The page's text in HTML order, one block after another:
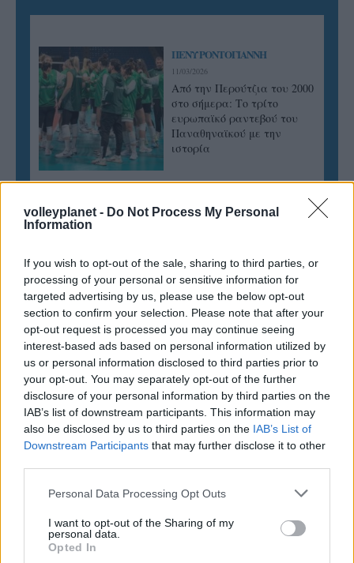
volleyplanet - Do Not Process My Personal
Information
If you wish to opt-out of the sale, sharing to third parties, or
processing of your personal or sensitive information for
targeted advertising by us, please use the below opt-out
section to confirm your selection. Please note that after your
opt-out request is processed you may continue seeing
interest-based ads based on personal information utilized by
us or personal information disclosed to third parties prior to
your opt-out. You may separately opt-out of the further
disclosure of your personal information by third parties on the
IAB’s list of downstream participants. This information may
also be disclosed by us to third parties on the IAB’s List of
Downstream Participants that may further disclose it to other
Please note that this website/app uses one or more Google
not limited to your visit or usage behaviour. You may click to
grant or deny consent to Google and its third-party tags to
use your data for below specified purposes in below Google
Personal Data Processing Opt Outs
I want to opt-out of the Sharing of my
personal data.
Opted In
ΠΕΝΥ ΡΟΝΤΟΓΙΑΝΝΗ
11/03/2026
Από την Περούτζια του 2000
στο σήμερα: Tο τρίτο
ευρωπαϊκό ραντεβού του
Παναθηναϊκού με την
ιστορία
ΗΛΙΑΣ ΠΑΠΑΪΩΑΝΝΟΥ
οι σημαντικότερες νίκες του
Α.Ο. Θήρας